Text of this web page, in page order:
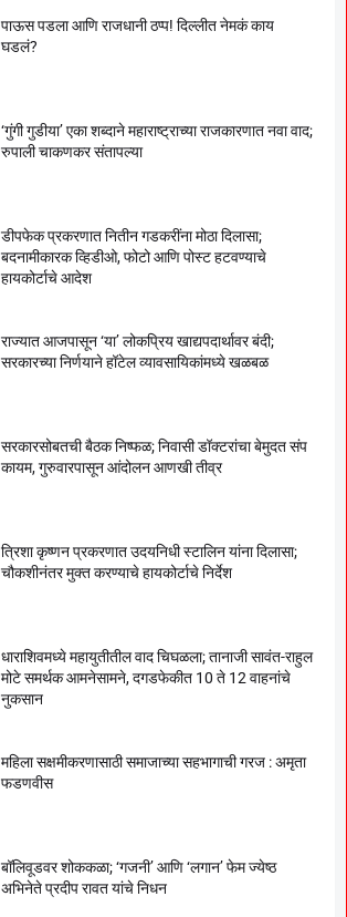
पाऊस पडला आणि राजधानी ठप्प! दिल्लीत नेमकं काय
घडलं?
‘गुंगी गुडीया’ एका शब्दाने महाराष्ट्राच्या राजकारणात नवा वाद;
रुपाली चाकणकर संतापल्या
डीपफेक प्रकरणात नितीन गडकरींना मोठा दिलासा;
बदनामीकारक व्हिडीओ, फोटो आणि पोस्ट हटवण्याचे
हायकोर्टाचे आदेश
राज्यात आजपासून ‘या’ लोकप्रिय खाद्यपदार्थावर बंदी;
सरकारच्या निर्णयाने हॉटेल व्यावसायिकांमध्ये खळबळ
सरकारसोबतची बैठक निष्फळ; निवासी डॉक्टरांचा बेमुदत संप
कायम, गुरुवारपासून आंदोलन आणखी तीव्र
त्रिशा कृष्णन प्रकरणात उदयनिधी स्टालिन यांना दिलासा;
चौकशीनंतर मुक्त करण्याचे हायकोर्टाचे निर्देश
धाराशिवमध्ये महायुतीतील वाद चिघळला; तानाजी सावंत-राहुल
मोटे समर्थक आमनेसामने, दगडफेकीत 10 ते 12 वाहनांचे
नुकसान
महिला सक्षमीकरणासाठी समाजाच्या सहभागाची गरज : अमृता
फडणवीस
बॉलिवूडवर शोककळा; ‘गजनी’ आणि ‘लगान’ फेम ज्येष्ठ
अभिनेते प्रदीप रावत यांचे निधन